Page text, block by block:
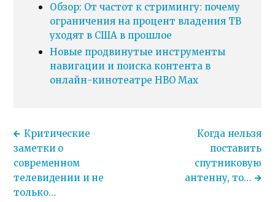
Обзор: От частот к стримингу: почему
ограничения на процент владения ТВ
уходят в США в прошлое
Новые продвинутые инструменты
навигации и поиска контента в
онлайн-кинотеатре HBO Max
Критические
заметки о
современном
телевидении и не
только…
Когда нельзя
поставить
спутниковую
антенну, то…